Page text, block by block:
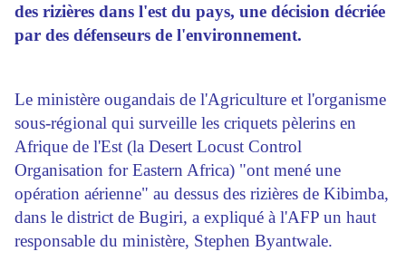
des rizières dans l'est du pays, une décision décriée
par des défenseurs de l'environnement.
Le ministère ougandais de l'Agriculture et l'organisme
sous-régional qui surveille les criquets pèlerins en
Afrique de l'Est (la Desert Locust Control
Organisation for Eastern Africa) "ont mené une
opération aérienne" au dessus des rizières de Kibimba,
dans le district de Bugiri, a expliqué à l'AFP un haut
responsable du ministère, Stephen Byantwale.